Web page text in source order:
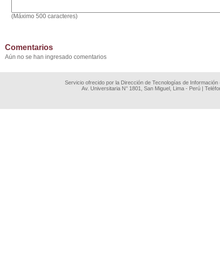
(Máximo 500 caracteres)
Comentarios
Aún no se han ingresado comentarios
Servicio ofrecido por la Dirección de Tecnologías de
Av. Universitaria N° 1801, San Miguel, Lima - Perú |